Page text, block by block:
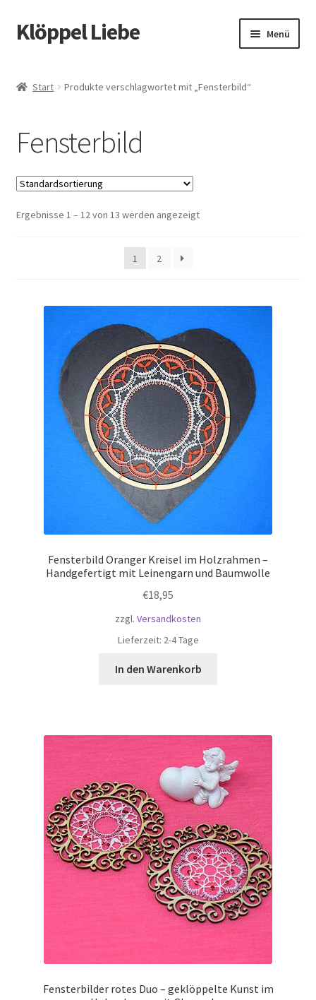
Zur
Navigation
Zum
Inhalt
Klöppel Liebe Menü
Blog
Datenschutz
Datenschutzerklärung
Echtheit von Bewertungen
Klöppel-Shop
Kontaktdaten
Mein Account
Warenkorb
Start Produkte verschlagwortet mit „Fensterbild“
Fensterbild
Ergebnisse 1 – 12 von 13 werden angezeigt
1 2
Fensterbild Oranger Kreisel im Holzrahmen –
Handgefertigt mit Leinengarn und Baumwolle
€18,95
zzgl. Versandkosten
Lieferzeit: 2-4 Tage
In den Warenkorb
Fensterbilder rotes Duo – geklöppelte Kunst im